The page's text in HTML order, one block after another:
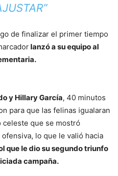
de finalizar el primer tiempo
lanzó a su equipo al
y Hillary García, 40 minutos
para que las felinas igualaran
celeste que se mostró
lo que le valió hacia
que le dio su segundo triunfo
campaña.